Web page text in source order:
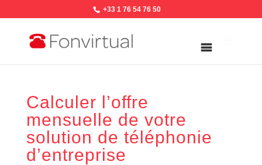
+33 1 76 54 76 50
Calculer l’offre
mensuelle de votre
solution de téléphonie
d’entreprise